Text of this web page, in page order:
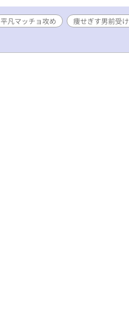
平凡マッチョ攻め 痩せぎす男前受け